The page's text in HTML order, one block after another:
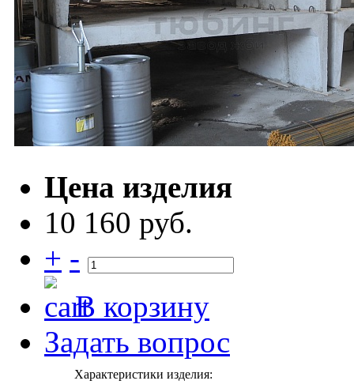
Цена изделия
10 160 руб.
+ -
В корзину
Задать вопрос
Характеристики изделия: